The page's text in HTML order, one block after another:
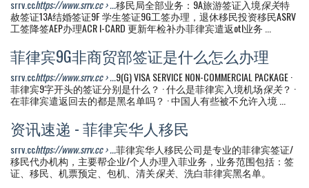
srrv.cchttps://www.srrv.cc › ...移民局全部业务：9A旅游签证入境保关特
赦签证13A结婚签证9F 学生签证9G工签办理，退休移民投资移民ASRV
工签降签AEP办理ACR I-CARD 更新年检补办菲律宾遣返otl业务 ...
菲律宾9G非商贸部签证是什么怎么办理
srrv.cchttps://www.srrv.cc › ...9(G) VISA SERVICE NON-COMMERCIAL PACKAGE ·
菲律宾9字开头的签证分别是什么？ · 什么是菲律宾入境机场保关？ ·
在菲律宾遣返回去的都是黑名单吗？ · 中国人有些被不允许入境 ...
资讯速递 - 菲律宾华人移民
srrv.cchttps://www.srrv.cc › ...菲律宾华人移民公司是专业的菲律宾签证/
移民代办机构，主要帮企业/个人办理入菲业务，业务范围包括：签
证、移民、机票预定、包机、清关保关、洗白菲律宾黑名单。